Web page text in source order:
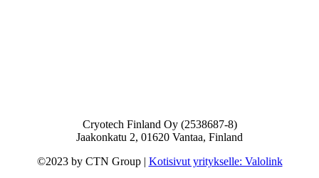
Cryotech Finland Oy (2538687-8)
Jaakonkatu 2, 01620 Vantaa, Finland
©2023 by CTN Group | Kotisivut yritykselle: Valolink